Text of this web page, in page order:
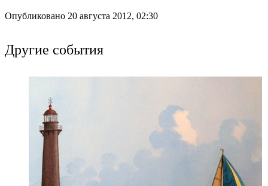
Опубликовано 20 августа 2012, 02:30
Другие события